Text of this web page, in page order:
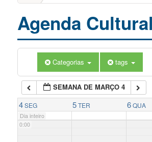
Agenda Cultural
Categorias tags
SEMANA DE MARÇO 4
4 SEG 5 TER 6 QUA
Dia inteiro
0:00